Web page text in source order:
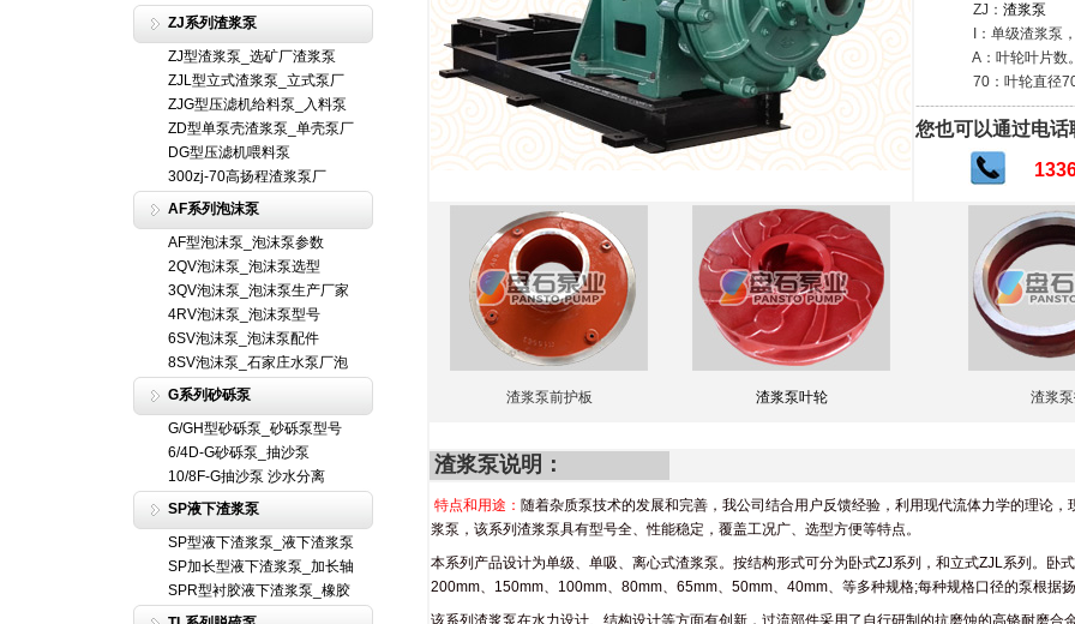
ZJ系列渣浆泵
ZJ型渣浆泵_选矿厂渣浆泵
ZJL型立式渣浆泵_立式泵厂
ZJG型压滤机给料泵_入料泵
ZD型单泵壳渣浆泵_单壳泵厂
DG型压滤机喂料泵
300zj-70高扬程渣浆泵厂
AF系列泡沫泵
AF型泡沫泵_泡沫泵参数
2QV泡沫泵_泡沫泵选型
3QV泡沫泵_泡沫泵生产厂家
4RV泡沫泵_泡沫泵型号
6SV泡沫泵_泡沫泵配件
8SV泡沫泵_石家庄水泵厂泡
G系列砂砾泵
G/GH型砂砾泵_砂砾泵型号
6/4D-G砂砾泵_抽沙泵
10/8F-G抽沙泵 沙水分离
SP液下渣浆泵
SP型液下渣浆泵_液下渣浆泵
SP加长型液下渣浆泵_加长轴
SPR型衬胶液下渣浆泵_橡胶
ZJ： 渣浆泵
I：单级渣浆泵，
A：叶轮叶片数。A
70：叶轮直径
您也可以通过电话
渣浆泵前护板 渣浆泵叶轮 渣浆
渣浆泵说明：
特点和用途： 随着杂质泵技术的发展和完善，我公司结合用户反馈经验，利用现代流体力学的理论
浆泵，该系列渣浆泵具有型号全、性能稳定，覆盖工况广、选型方便等特点。
本系列产品设计为单级、单吸、离心式渣浆泵。按结构形式可分为卧式ZJ系列，和立式ZJL系列。卧
200mm、150mm、100mm、80mm、65mm、50mm、40mm、等多种规格;每种规格口径的泵根据
该系列渣浆泵在水力设计、结构设计等方面有创新，过流部件采用了自行研制的抗磨蚀的高铬耐磨